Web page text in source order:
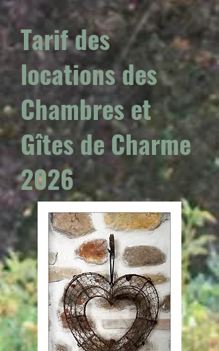
Tarif des
locations des
Chambres et
Gîtes de Charme
2026